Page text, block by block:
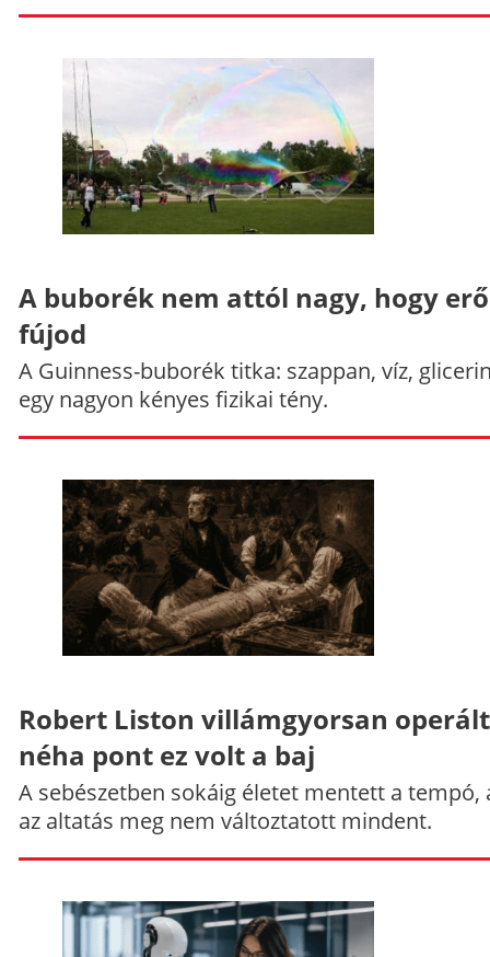
A buborék nem attól nagy, hogy
fújod
A Guinness-buborék titka: szappan, víz,
egy nagyon kényes fizikai tény.
Robert Liston villámgyorsan
néha pont ez volt a baj
A sebészetben sokáig életet mentett a tempó,
az altatás meg nem változtatott mindent.